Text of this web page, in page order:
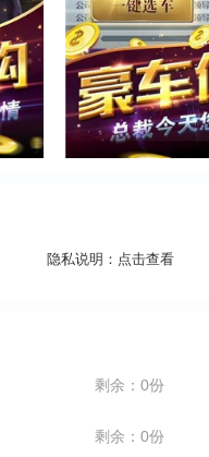
隐私说明： 点击查看
剩余：0份
剩余：0份